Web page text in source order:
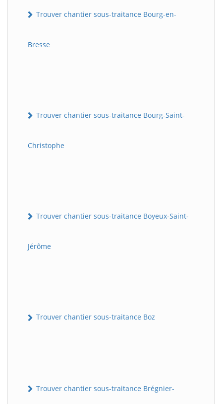
Trouver chantier sous-traitance Bourg-en-
Bresse
Trouver chantier sous-traitance Bourg-Saint-
Christophe
Trouver chantier sous-traitance Boyeux-Saint-
Jérôme
Trouver chantier sous-traitance Boz
Trouver chantier sous-traitance Brégnier-